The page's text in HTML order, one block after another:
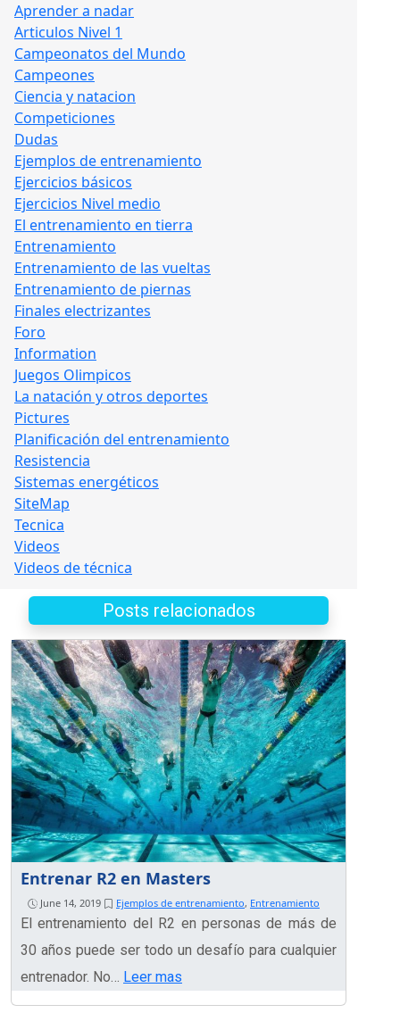
Aprender a nadar
Articulos Nivel 1
Campeonatos del Mundo
Campeones
Ciencia y natacion
Competiciones
Dudas
Ejemplos de entrenamiento
Ejercicios básicos
Ejercicios Nivel medio
El entrenamiento en tierra
Entrenamiento
Entrenamiento de las vueltas
Entrenamiento de piernas
Finales electrizantes
Foro
Information
Juegos Olimpicos
La natación y otros deportes
Pictures
Planificación del entrenamiento
Resistencia
Sistemas energéticos
SiteMap
Tecnica
Videos
Videos de técnica
Posts relacionados
Entrenar R2 en Masters
June 14, 2019 Ejemplos de entrenamiento, Entrenamiento
El entrenamiento del R2 en personas de más de
30 años puede ser todo un desafío para cualquier
entrenador. No… Leer mas